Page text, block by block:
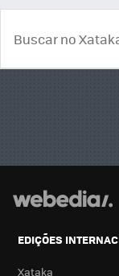
EDIÇÕES
Xataka